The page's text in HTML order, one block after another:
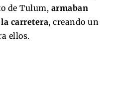
de Tulum, armaban
carretera, creando un
ellos.